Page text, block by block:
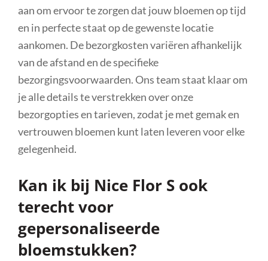
aan om ervoor te zorgen dat jouw bloemen op tijd
en in perfecte staat op de gewenste locatie
aankomen. De bezorgkosten variëren afhankelijk
van de afstand en de specifieke
bezorgingsvoorwaarden. Ons team staat klaar om
je alle details te verstrekken over onze
bezorgopties en tarieven, zodat je met gemak en
vertrouwen bloemen kunt laten leveren voor elke
gelegenheid.
Kan ik bij Nice Flor S ook
terecht voor
gepersonaliseerde
bloemstukken?